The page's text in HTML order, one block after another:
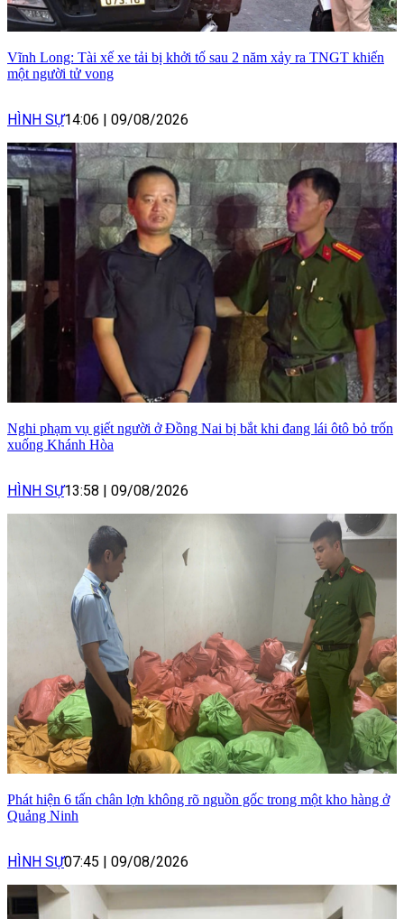
Vĩnh Long: Tài xế xe tải bị khởi tố sau 2 năm xảy ra TNGT khiến
một người tử vong
HÌNH SỰ14:06 | 09/08/2026
Nghi phạm vụ giết người ở Đồng Nai bị bắt khi đang lái ôtô bỏ trốn
xuống Khánh Hòa
HÌNH SỰ13:58 | 09/08/2026
Phát hiện 6 tấn chân lợn không rõ nguồn gốc trong một kho hàng ở
Quảng Ninh
HÌNH SỰ07:45 | 09/08/2026